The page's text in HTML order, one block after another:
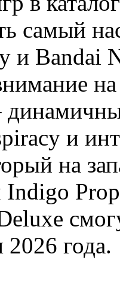
самый
Bandai
и
на
Indigo
года.